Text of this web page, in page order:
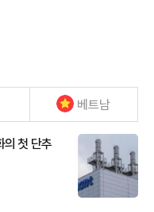
베트남
의 첫 단추